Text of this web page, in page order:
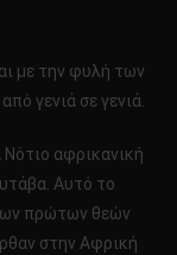
με την φυλή των
γενιά σε γενιά.
αφρικανική
Αυτό το
πρώτων θεών
στην Αφρική